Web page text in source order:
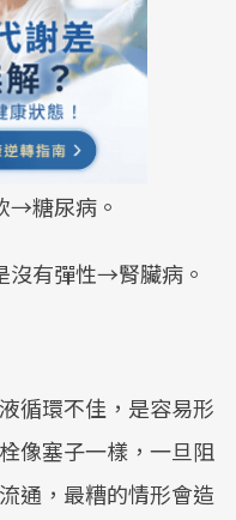
→糖尿病。
有彈性→腎臟病。
循環不佳，是容易形
像塞子一樣，一旦阻
通，最糟的情形會造